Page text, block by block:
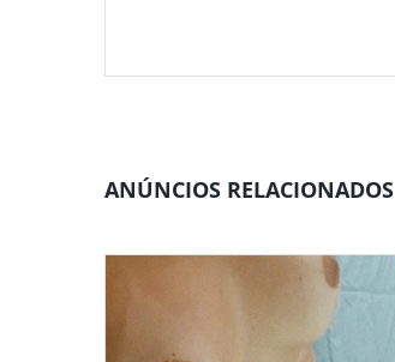
ANÚNCIOS RELACIONADOS